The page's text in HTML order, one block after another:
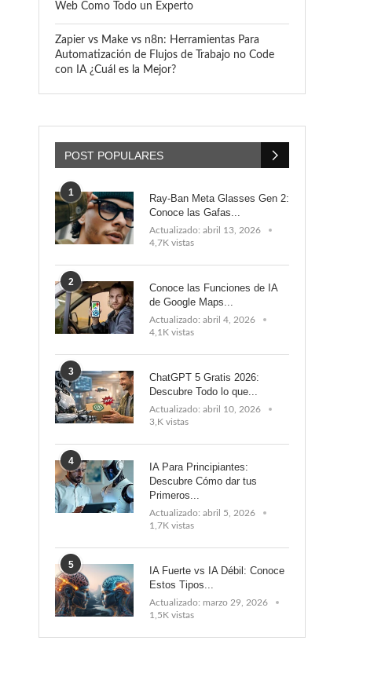
Web Como Todo un Experto
Zapier vs Make vs n8n: Herramientas Para
Automatización de Flujos de Trabajo no Code
con IA ¿Cuál es la Mejor?
POST POPULARES
1
Ray-Ban Meta Glasses Gen 2:
Conoce las Gafas...
Actualizado: abril 13, 2026
4,7K vistas
2
Conoce las Funciones de IA
de Google Maps...
Actualizado: abril 4, 2026
4,1K vistas
3
ChatGPT 5 Gratis 2026:
Descubre Todo lo que...
Actualizado: abril 10, 2026
3,K vistas
4
IA Para Principiantes:
Descubre Cómo dar tus
Primeros...
Actualizado: abril 5, 2026
1,7K vistas
5
IA Fuerte vs IA Débil: Conoce
Estos Tipos...
Actualizado: marzo 29, 2026
1,5K vistas